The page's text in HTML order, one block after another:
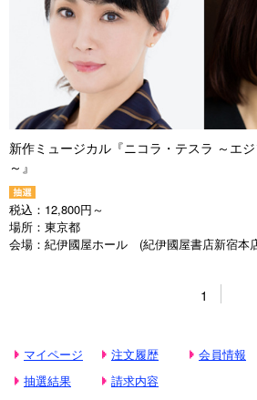
新作ミュージカル『ニコラ・テスラ ～エ
～』
税込： 12,800円～
場所： 東京都
会場： 紀伊國屋ホール (紀伊國屋書店新宿本
1
マイページ 注文履歴
会員情報
抽選結果
請求内容